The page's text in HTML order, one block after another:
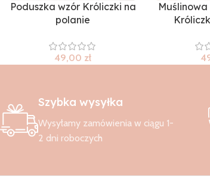
Poduszka wzór Króliczki na
polanie
49,00 zł
Szybka wysyłka
Wysyłamy zamówienia w ciągu 1-
2 dni roboczych